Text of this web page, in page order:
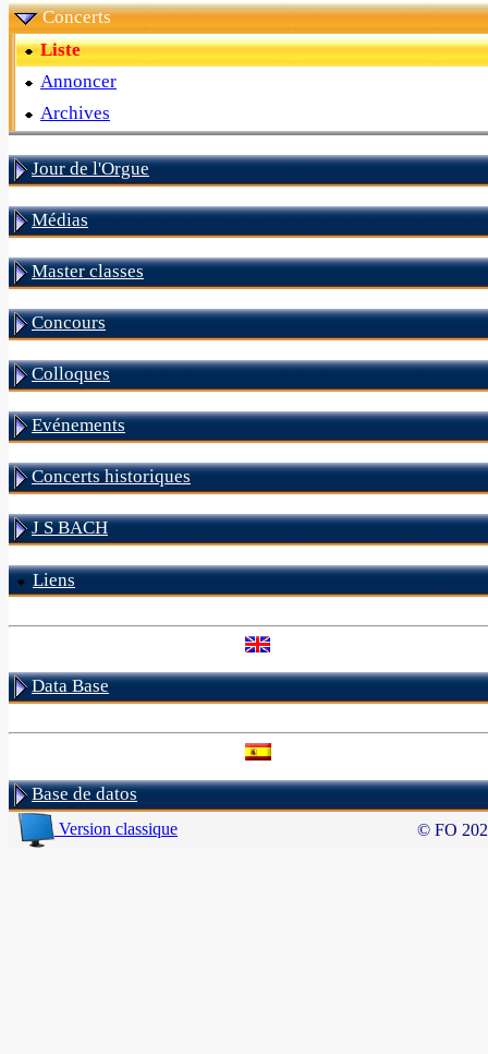
Concerts
Liste
Annoncer
Archives
Jour de l'Orgue
Médias
Master classes
Concours
Colloques
Evénements
Concerts historiques
J S BACH
Liens
Data Base
Base de datos
Version classique © FO